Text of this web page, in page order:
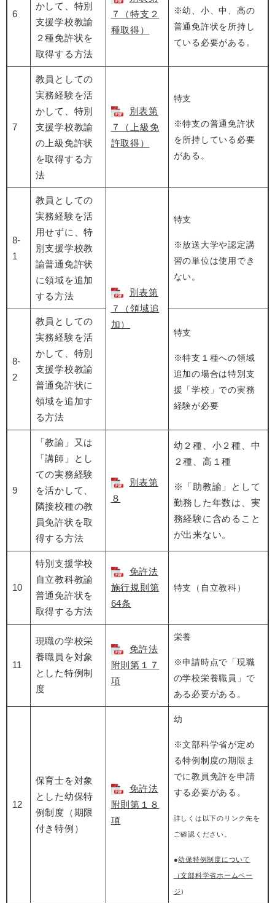
6
かして、特別
支援学校教諭
２種免許状を
取得する方法
７（特支２
種取得）
※幼、小、中、高の
普通免許状を所持し
ている必要がある。
7
教員としての
実務経験を活
かして、特別
支援学校教諭
の上級免許状
を取得する方
法
別表第
７（上級免
許取得）
特支
※特支の普通免許状
を所持している必要
がある。
8-
1
教員としての
実務経験を活
用せずに、特
別支援学校教
諭普通免許状
に領域を追加
する方法
別表第
７（領域追
加）
特支
※放送大学や認定講
習の単位は使用でき
ない。
8-
2
教員としての
実務経験を活
かして、特別
支援学校教諭
普通免許状に
領域を追加す
る方法
特支
※特支１種への領域
追加の場合は特別支
援「学校」での実務
経験が必要
9
「教諭」又は
「講師」とし
ての実務経験
を活かして、
隣接校種の教
員免許状を取
得する方法
別表第
８
幼２種、小２種、中
２種、高１種
※「助教諭」として
勤務した年数は、実
務経験に含めること
が出来ない。
10
特別支援学校
自立教科教諭
普通免許状を
取得する方法
免許法
施行規則第
64条
特支（自立教科）
11
現職の学校栄
養職員を対象
とした特例制
度
免許法
附則第１７
項
栄養
※申請時点で「現職
の学校栄養職員」で
ある必要がある。
12
保育士を対象
とした幼保特
例制度（期限
付き特例）
免許法
附則第１８
項
幼
※文部科学省が定め
る特例制度の期限ま
でに教員免許を申請
する必要がある。
詳しくは以下のリンク先を
ご確認ください。
●幼保特例制度について
（文部科学省ホームペー
ジ ）